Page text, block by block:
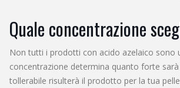
Quale concentrazione
Non tutti i prodotti con acido azelaico sono
concentrazione determina quanto forte
tollerabile risulterà il prodotto per la tua